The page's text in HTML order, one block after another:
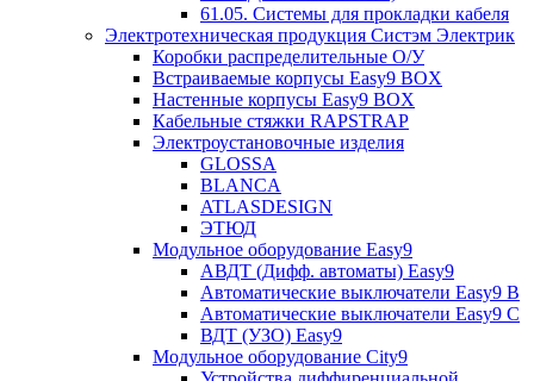
61.05. Системы для прокладки кабеля
Электротехническая продукция Систэм Электрик
Коробки распределительные О/У
Встраиваемые корпусы Easy9 BOX
Настенные корпусы Easy9 BOX
Кабельные стяжки RAPSTRAP
Электроустановочные изделия
GLOSSA
BLANCA
ATLASDESIGN
ЭТЮД
Модульное оборудование Easy9
АВДТ (Дифф. автоматы) Easy9
Автоматические выключатели Easy9 В
Автоматические выключатели Easy9 С
ВДТ (УЗО) Easy9
Модульное оборудование City9